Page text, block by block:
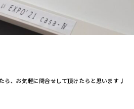
ら、お気軽に問合せして頂けたらと思います♩